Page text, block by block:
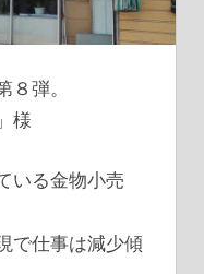
弾。
様
いる金物小売
で仕事は減少傾